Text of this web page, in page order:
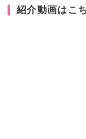
紹介動画はこ